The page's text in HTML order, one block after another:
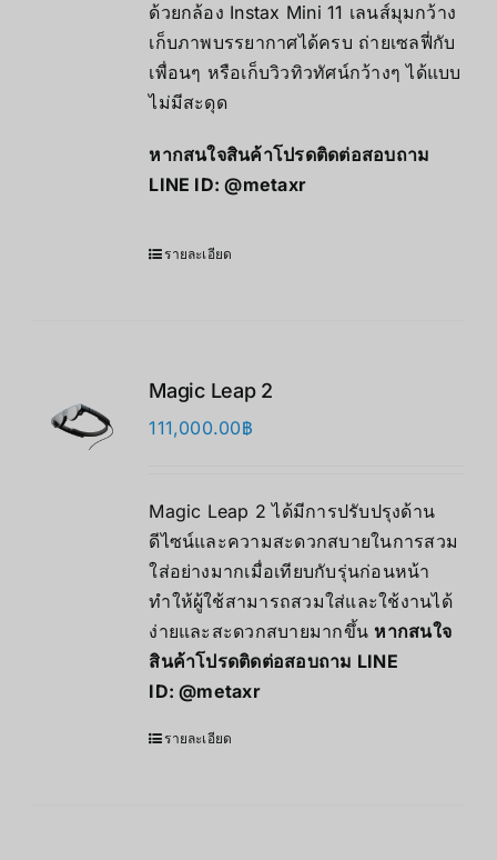
ด้วยกล้อง Instax Mini 11 เลนส์มุมกว้าง
เก็บภาพบรรยากาศได้ครบ ถ่ายเซลฟี่กับ
เพื่อนๆ หรือเก็บวิวทิวทัศน์กว้างๆ ได้แบบ
ไม่มีสะดุด
หากสนใจสินค้าโปรดติดต่อสอบถาม
LINE ID:@metaxr
รายละเอียด
Magic Leap 2
111,000.00฿
Magic Leap 2 ได้มีการปรับปรุงด้าน
ดีไซน์และความสะดวกสบายในการสวม
ใส่อย่างมากเมื่อเทียบกับรุ่นก่อนหน้า
ทำให้ผู้ใช้สามารถสวมใส่และใช้งานได้
ง่ายและสะดวกสบายมากขึ้น หากสนใจ
สินค้าโปรดติดต่อสอบถาม LINE
ID:@metaxr
รายละเอียด